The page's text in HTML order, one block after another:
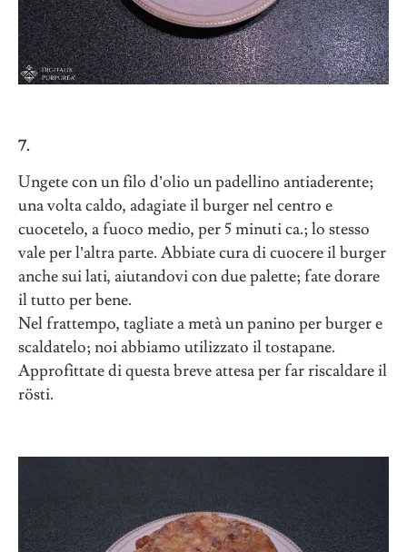
7.
Ungete con un filo d’olio un padellino antiaderente;
una volta caldo, adagiate il burger nel centro e
cuocetelo, a fuoco medio, per 5 minuti ca.; lo stesso
vale per l’altra parte. Abbiate cura di cuocere il burger
anche sui lati, aiutandovi con due palette; fate dorare
il tutto per bene.
Nel frattempo, tagliate a metà un panino per burger e
scaldatelo; noi abbiamo utilizzato il tostapane.
Approfittate di questa breve attesa per far riscaldare il
rösti.